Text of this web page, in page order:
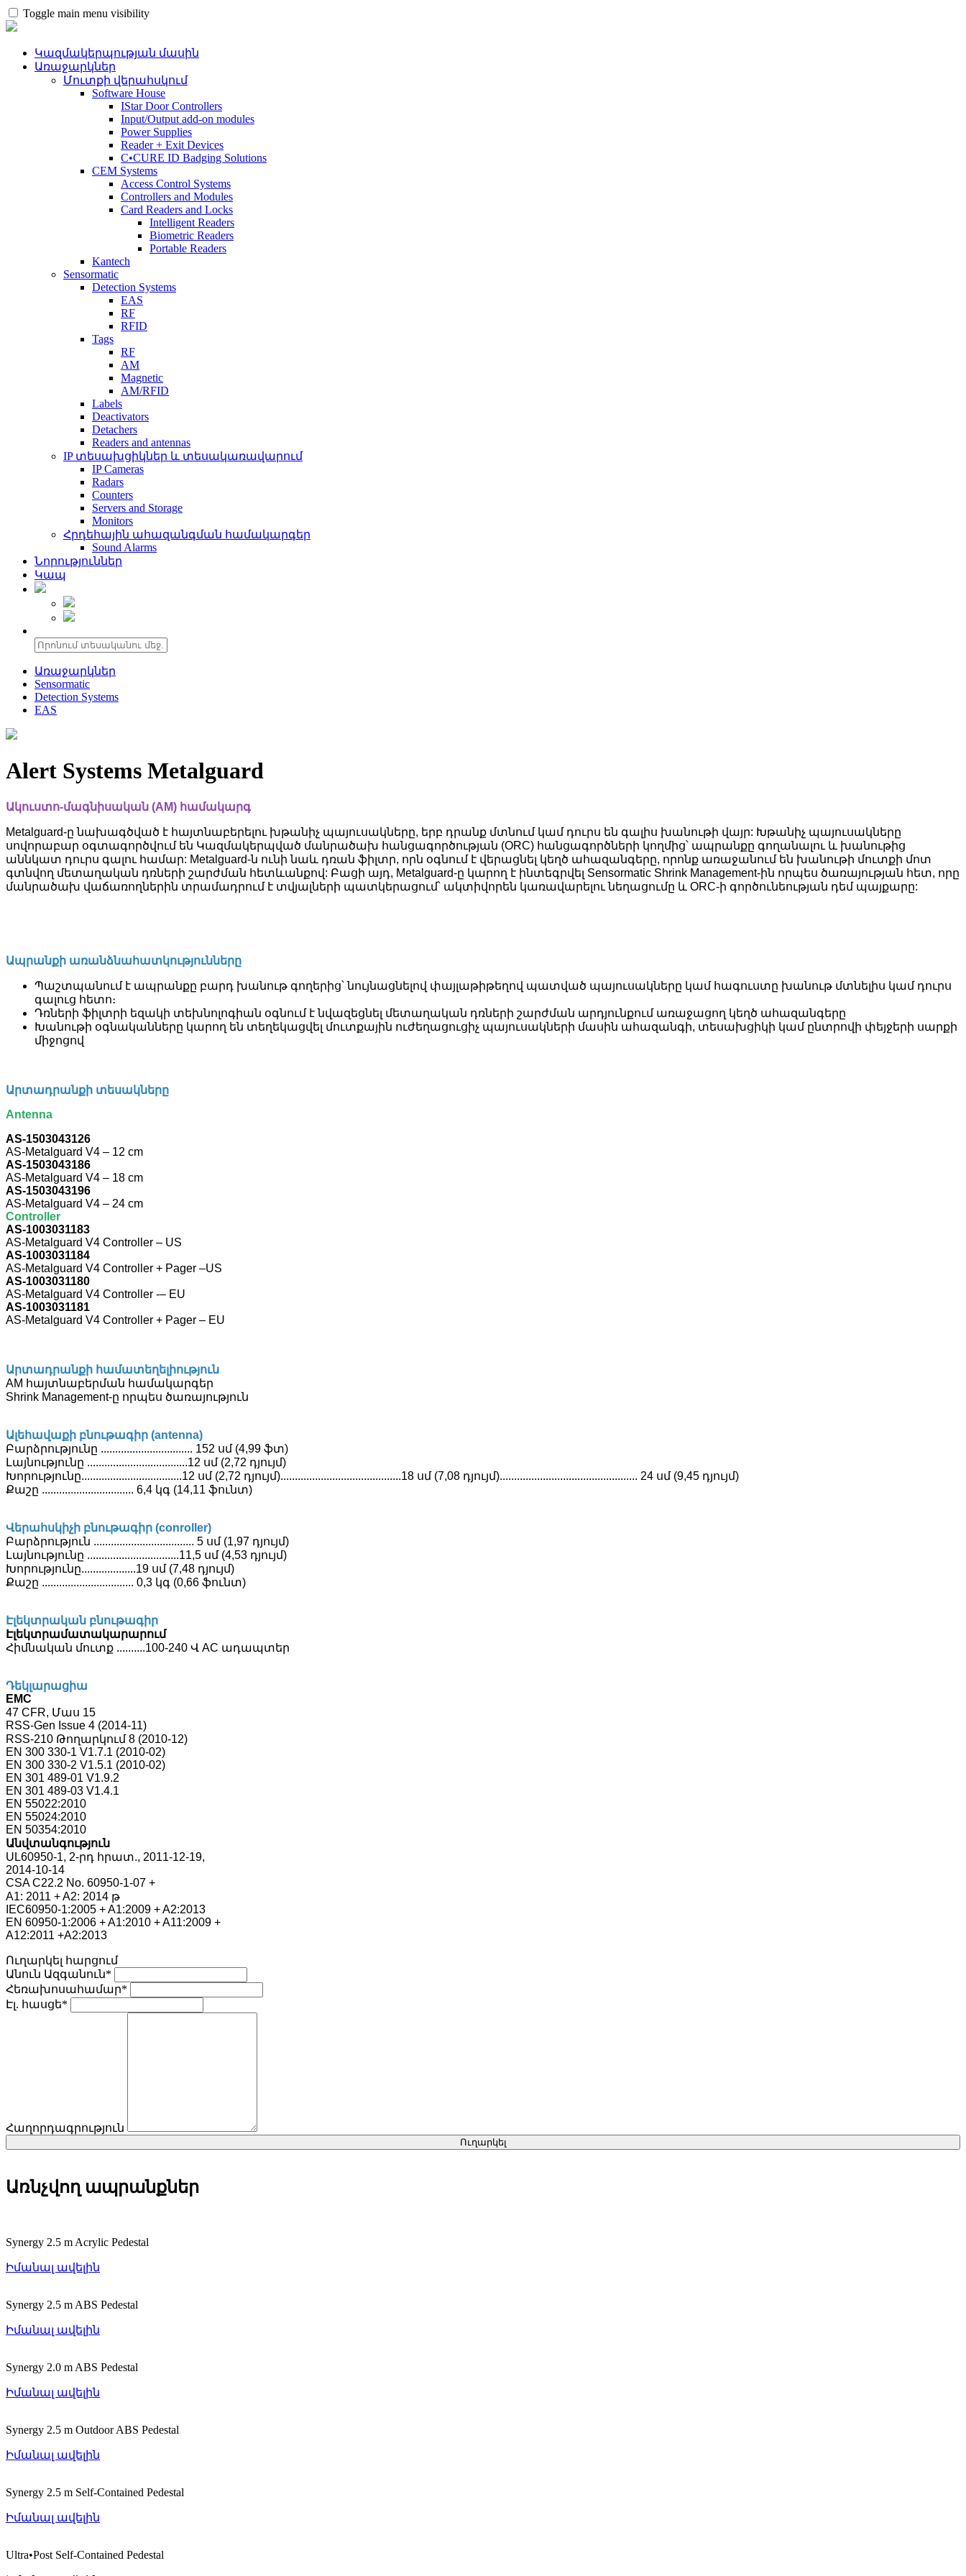
Toggle main menu visibility
Կազմակերպության մասին
Առաջարկներ
Մուտքի վերահսկում
Software House
IStar Door Controllers
Input/Output add-on modules
Power Supplies
Reader + Exit Devices
C•CURE ID Badging Solutions
CEM Systems
Access Control Systems
Controllers and Modules
Card Readers and Locks
Intelligent Readers
Biometric Readers
Portable Readers
Kantech
Sensormatic
Detection Systems
EAS
RF
RFID
Tags
RF
AM
Magnetic
AM/RFID
Labels
Deactivators
Detachers
Readers and antennas
IP տեսախցիկներ և տեսակառավարում
IP Cameras
Radars
Counters
Servers and Storage
Monitors
Հրդեհային ահազանգման համակարգեր
Sound Alarms
Նորություններ
Կապ
Առաջարկներ
Sensormatic
Detection Systems
EAS
Alert Systems Metalguard
Ակուստո-մագնիսական (AM) համակարգ
Metalguard-ը նախագծված է հայտնաբերելու խթանիչ պայուսակները, երբ դրանք մտնում կամ դուրս են գալիս խանութի վայր: Խթանիչ պայուսակները
սովորաբար օգտագործվում են Կազմակերպված մանրածախ հանցագործության (ORC) հանցագործների կողմից՝ ապրանքը գողանալու և խանութից
աննկատ դուրս գալու համար: Metalguard-ն ունի նաև դռան ֆիլտր, որն օգնում է վերացնել կեղծ ահազանգերը, որոնք առաջանում են խանութի մուտքի մոտ
գտնվող մետաղական դռների շարժման հետևանքով: Բացի այդ, Metalguard-ը կարող է ինտեգրվել Sensormatic Shrink Management-ին որպես ծառայության հետ, որը
մանրածախ վաճառողներին տրամադրում է տվյալների պատկերացում՝ ակտիվորեն կառավարելու նեղացումը և ORC-ի գործունեության դեմ պայքարը:
Ապրանքի առանձնահատկությունները
Պաշտպանում է ապրանքը բարդ խանութ գողերից՝ նույնացնելով փայլաթիթեղով պատված պայուսակները կամ հագուստը խանութ մտնելիս կամ դուրս
գալուց հետո։
Դռների ֆիլտրի եզակի տեխնոլոգիան օգնում է նվազեցնել մետաղական դռների շարժման արդյունքում առաջացող կեղծ ահազանգերը
Խանութի օգնականները կարող են տեղեկացվել մուտքային ուժեղացուցիչ պայուսակների մասին ահազանգի, տեսախցիկի կամ ընտրովի փեյջերի սարքի
միջոցով
Արտադրանքի տեսակները
Antenna
AS-1503043126
AS-Metalguard V4 – 12 cm
AS-1503043186
AS-Metalguard V4 – 18 cm
AS-1503043196
AS-Metalguard V4 – 24 cm
Controller
AS-1003031183
AS-Metalguard V4 Controller – US
AS-1003031184
AS-Metalguard V4 Controller + Pager –US
AS-1003031180
AS-Metalguard V4 Controller -– EU
AS-1003031181
AS-Metalguard V4 Controller + Pager – EU
Արտադրանքի համատեղելիություն
AM հայտնաբերման համակարգեր
Shrink Management-ը որպես ծառայություն
Ալեհավաքի բնութագիր (antenna)
Բարձրությունը ................................ 152 սմ (4,99 ֆտ)
Լայնությունը ...................................12 սմ (2,72 դյույմ)
Խորությունը...................................12 սմ (2,72 դյույմ)..........................................18 սմ (7,08 դյույմ)................................................ 24 սմ (9,45 դյույմ)
Քաշը ................................ 6,4 կգ (14,11 ֆունտ)
Վերահսկիչի բնութագիր (conroller)
Բարձրություն ................................... 5 սմ (1,97 դյույմ)
Լայնությունը ................................11,5 սմ (4,53 դյույմ)
Խորությունը...................19 սմ (7,48 դյույմ)
Քաշը ................................ 0,3 կգ (0,66 ֆունտ)
Էլեկտրական բնութագիր
Էլեկտրամատակարարում
Հիմնական մուտք ..........100-240 Վ AC ադապտեր
Դեկլարացիա
EMC
47 CFR, Մաս 15
RSS-Gen Issue 4 (2014-11)
RSS-210 Թողարկում 8 (2010-12)
EN 300 330-1 V1.7.1 (2010-02)
EN 300 330-2 V1.5.1 (2010-02)
EN 301 489-01 V1.9.2
EN 301 489-03 V1.4.1
EN 55022:2010
EN 55024:2010
EN 50354:2010
Անվտանգություն
UL60950-1, 2-րդ հրատ., 2011-12-19,
2014-10-14
CSA C22.2 No. 60950-1-07 +
A1: 2011 + A2: 2014 թ
IEC60950-1:2005 + A1:2009 + A2:2013
EN 60950-1:2006 + A1:2010 + A11:2009 +
A12:2011 +A2:2013
Ուղարկել հարցում
Անուն Ազգանուն*
Հեռախոսահամար*
Էլ. հասցե*
Հաղորդագրություն
Ուղարկել
Առնչվող ապրանքներ
Synergy 2.5 m Acrylic Pedestal
Իմանալ ավելին
Synergy 2.5 m ABS Pedestal
Իմանալ ավելին
Synergy 2.0 m ABS Pedestal
Իմանալ ավելին
Synergy 2.5 m Outdoor ABS Pedestal
Իմանալ ավելին
Synergy 2.5 m Self-Contained Pedestal
Իմանալ ավելին
Ultra•Post Self-Contained Pedestal